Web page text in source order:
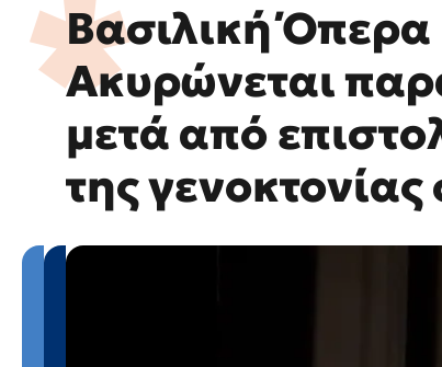
Βασιλική Όπερα
Ακυρώνεται
μετά από
της γενοκτονίας